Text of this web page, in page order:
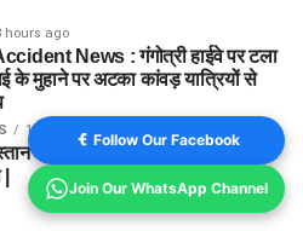
hours ago
News : गंगोत्री हाईवे पर टला
के मुहाने पर अटका कांवड़ यात्रियों से
1 year ago
की ज़मीन को लेकर विवाद, दफनाने से
Follow Our Facebook
Join Our WhatsApp Channel